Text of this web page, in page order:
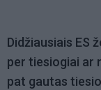
Didžiausiais ES
per tiesiogiai ar
pat gautas